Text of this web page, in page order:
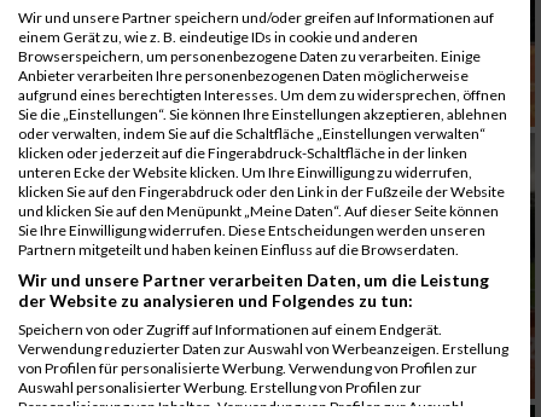
Wir und unsere Partner speichern und/oder greifen auf Informationen auf
einem Gerät zu, wie z. B. eindeutige IDs in cookie und anderen
Browserspeichern, um personenbezogene Daten zu verarbeiten. Einige
Anbieter verarbeiten Ihre personenbezogenen Daten möglicherweise
aufgrund eines berechtigten Interesses. Um dem zu widersprechen, öffnen
Sie die „Einstellungen“. Sie können Ihre Einstellungen akzeptieren, ablehnen
oder verwalten, indem Sie auf die Schaltfläche „Einstellungen verwalten“
klicken oder jederzeit auf die Fingerabdruck-Schaltfläche in der linken
unteren Ecke der Website klicken. Um Ihre Einwilligung zu widerrufen,
klicken Sie auf den Fingerabdruck oder den Link in der Fußzeile der Website
und klicken Sie auf den Menüpunkt „Meine Daten“. Auf dieser Seite können
Sie Ihre Einwilligung widerrufen. Diese Entscheidungen werden unseren
Partnern mitgeteilt und haben keinen Einfluss auf die Browserdaten.
Wir und unsere Partner verarbeiten Daten, um die Leistung
der Website zu analysieren und Folgendes zu tun:
Speichern von oder Zugriff auf Informationen auf einem Endgerät.
Verwendung reduzierter Daten zur Auswahl von Werbeanzeigen. Erstellung
von Profilen für personalisierte Werbung. Verwendung von Profilen zur
Auswahl personalisierter Werbung. Erstellung von Profilen zur
Personalisierung von Inhalten. Verwendung von Profilen zur Auswahl